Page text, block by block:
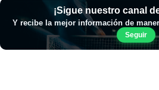
¡Sigue nuestro canal
Y recibe la mejor información de
Seguir